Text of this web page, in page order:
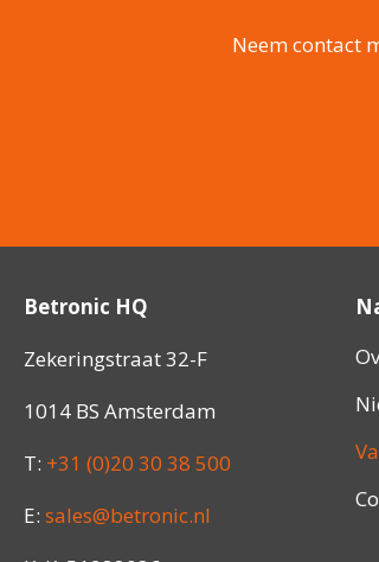
Neem contact
Betronic HQ
Zekeringstraat 32-F
1014 BS Amsterdam
T: +31 (0)20 30 38 500
E: sales@betronic.nl